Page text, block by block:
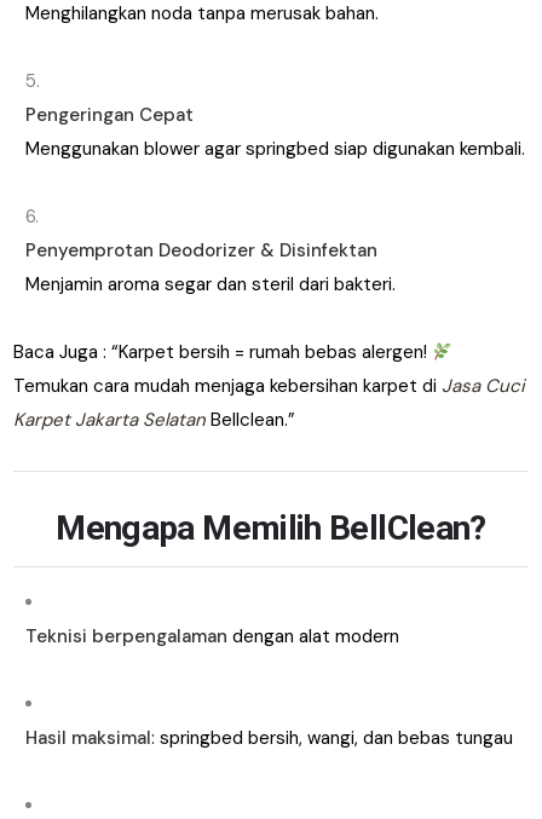
Menghilangkan noda tanpa merusak bahan.
Pengeringan Cepat
Menggunakan blower agar springbed siap digunakan kembali.
Penyemprotan Deodorizer & Disinfektan
Menjamin aroma segar dan steril dari bakteri.
Baca Juga : “Karpet bersih = rumah bebas alergen!
Temukan cara mudah menjaga kebersihan karpet di Jasa Cuci
Karpet Jakarta SelatanBellclean.”
Mengapa Memilih BellClean?
Teknisi berpengalaman dengan alat modern
Hasil maksimal: springbed bersih, wangi, dan bebas tungau